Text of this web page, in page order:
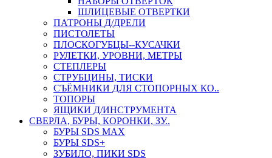
ШЛИЦЕВЫЕ ОТВЕРТКИ
ПАТРОНЫ Д/ДРЕЛИ
ПИСТОЛЕТЫ
ПЛОСКОГУБЦЫ--КУСАЧКИ
РУЛЕТКИ, УРОВНИ, МЕТРЫ
СТЕПЛЕРЫ
СТРУБЦИНЫ, ТИСКИ
СЪЁМНИКИ ДЛЯ СТОПОРНЫХ КО..
ТОПОРЫ
ЯЩИКИ Д/ИНСТРУМЕНТА
СВЕРЛА, БУРЫ, КОРОНКИ, ЗУ..
БУРЫ SDS MAX
БУРЫ SDS+
ЗУБИЛО, ПИКИ SDS